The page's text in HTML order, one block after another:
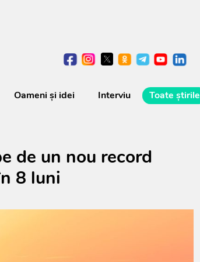
Oameni şi idei Interviu Toate știrile
de un nou record
8 luni